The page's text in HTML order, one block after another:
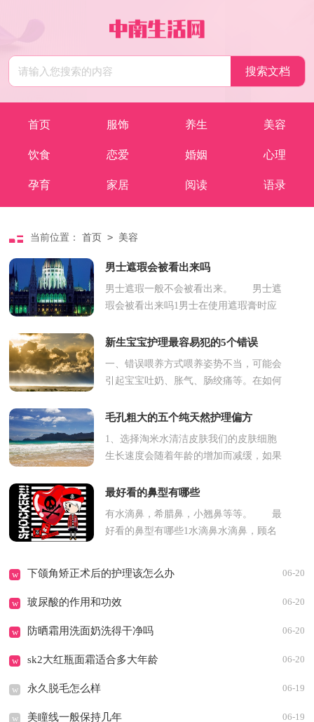
首页 服饰 养生 美容
饮食 恋爱 婚姻 心理
孕育 家居 阅读 语录
当前位置： 首页 > 美容
男士遮瑕会被看出来吗
男士遮瑕一般不会被看出来。 男士遮
瑕会被看出来吗1男士在使用遮瑕膏时应
效果。这样，在不仔细观察的...
新生宝宝护理最容易犯的5个错误
一、错误喂养方式喂养姿势不当，可能会
引起宝宝吐奶、胀气、肠绞痛等。在如何
2个小方法。1.保证正确喂养...
毛孔粗大的五个纯天然护理偏方
1、选择淘米水清洁皮肤我们的皮肤细胞
生长速度会随着年龄的增加而减缓，如果
的角质，就可以有效清理粗大...
最好看的鼻型有哪些
有水滴鼻，希腊鼻，小翘鼻等等。 最
好看的鼻型有哪些1水滴鼻水滴鼻，顾名
w
下颌角矫正术后的护理该怎么办 06-20
w 玻尿酸的作用和功效 06-20
w 防晒霜用洗面奶洗得干净吗 06-20
w sk2大红瓶面霜适合多大年龄 06-20
w 永久脱毛怎么样 06-19
w 美瞳线一般保持几年 06-19